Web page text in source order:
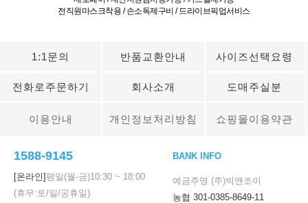
전직원마스크착용 / 손소독제구비 / 드라이브픽업서비스
1:1문의 반품교환안내 사이즈선택요령
전화로주문하기 회사소개 도매주실분
이용안내 개인정보처리방침 쇼핑몰이용약관
1588-9145
[온라인]평일(월-금)10:30 ~ 18:00
(휴무:토/일/공휴일)
BANK INFO
예금주명 (주)빅앤조이
농협 301-0385-8649-11